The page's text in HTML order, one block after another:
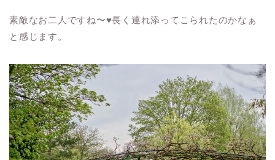
素敵なお二人ですね〜♥長く連れ添ってこられたのかなぁ
と感じます。